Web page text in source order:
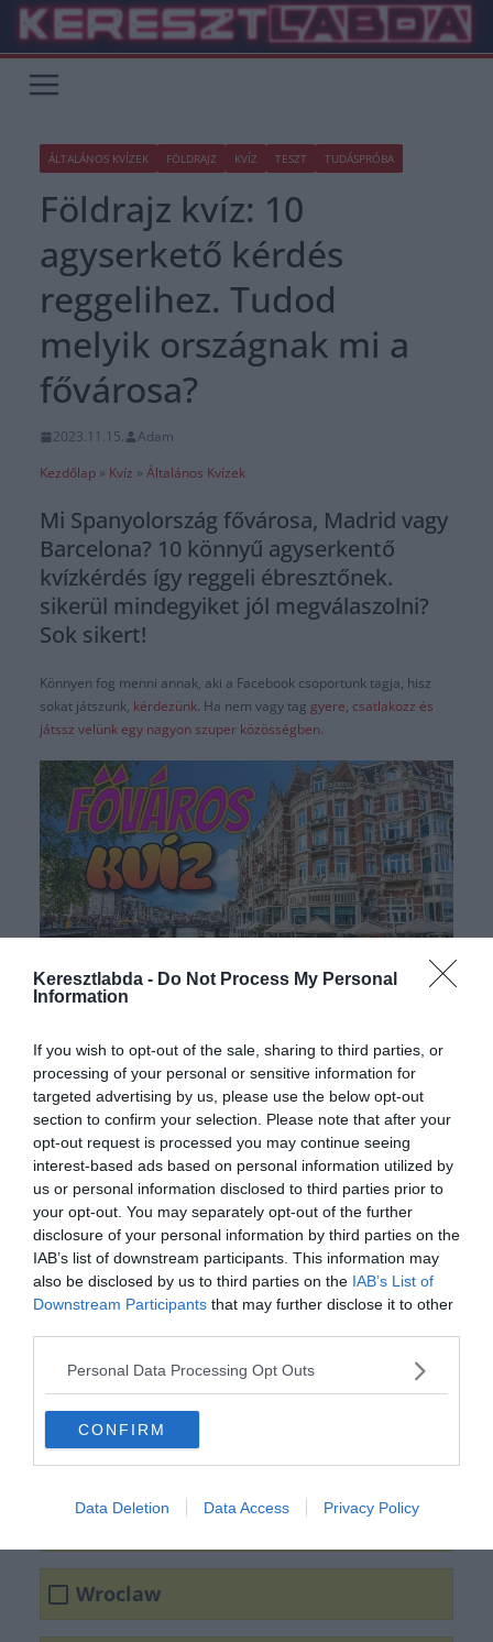
Keresztlabda - Do Not Process My Personal
Information
If you wish to opt-out of the sale, sharing to third parties, or
processing of your personal or sensitive information for
targeted advertising by us, please use the below opt-out
section to confirm your selection. Please note that after your
opt-out request is processed you may continue seeing
interest-based ads based on personal information utilized by
us or personal information disclosed to third parties prior to
your opt-out. You may separately opt-out of the further
disclosure of your personal information by third parties on the
IAB’s list of downstream participants. This information may
also be disclosed by us to third parties on the IAB’s List of
Downstream Participants that may further disclose it to other
Personal Data Processing Opt Outs
CONFIRM
Data Deletion Data Access Privacy Policy
Skip
content
ÁLTALÁNOS KVÍZEK FÖLDRAJZ KVÍZ TESZT TUDÁSPRÓBA
Földrajz kvíz: 10
agyserkető kérdés
reggelihez. Tudod
melyik országnak mi a
fővárosa?
2023.11.15.
Adam
Kezdőlap » Kvíz » Általános Kvízek
Mi Spanyolország fővárosa, Madrid vagy
Barcelona? 10 könnyű agyserkentő
kvízkérdés így reggeli ébresztőnek.
sikerül mindegyiket jól megválaszolni?
Sok sikert!
Könnyen fog menni annak, aki a Facebook csoportunk tagja, hisz
sokat játszunk, kérdezünk. Ha nem vagy tag gyere, csatlakozz és
játssz velünk egy nagyon szuper közösségben.
Készen állsz?
Lengyelország
Wroclaw